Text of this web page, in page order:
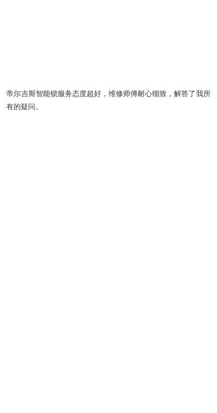
帝尔吉斯智能锁服务态度超好，维修师傅耐心细致，解答了我所
有的疑问。